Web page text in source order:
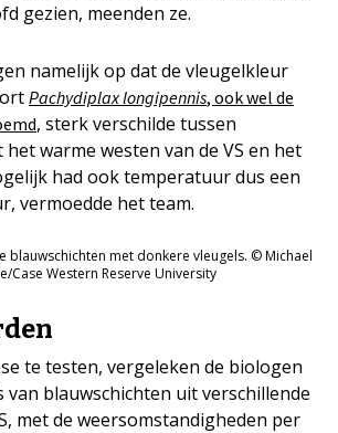
gezien, meenden ze.
namelijk op dat de vleugelkleur
Pachydiplax longipennis, ook wel de
, sterk verschilde tussen
warme westen van de VS en het
had ook temperatuur dus een
vermoedde het team.
blauwschichten met donkere vleugels. © Michael
Case Western Reserve University
te testen, vergeleken de biologen
van blauwschichten uit verschillende
met de weersomstandigheden per